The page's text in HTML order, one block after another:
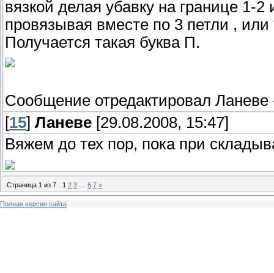
вязкой делая убавку на границе 1-
провязывая вместе по 3 петли ,
Получается такая буква П.
Сообщение отредактировал Ланеве
[15] Ланеве [29.08.2008, 15:47]
Вяжем до тех пор, пока при
Страница 1 из 7 1 2 3 6 7 »
Полная версия сайта